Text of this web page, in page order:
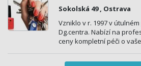
Sokolská 49 , Ostrava
Vzniklo v r. 1997 v
Dg.centra. Nabízí na
ceny kompletní péči o